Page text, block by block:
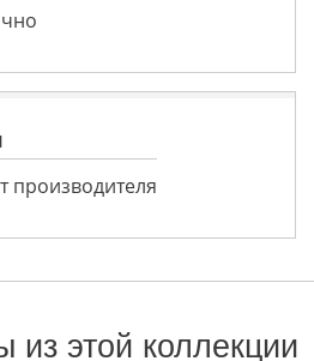
производителя
из этой коллекции